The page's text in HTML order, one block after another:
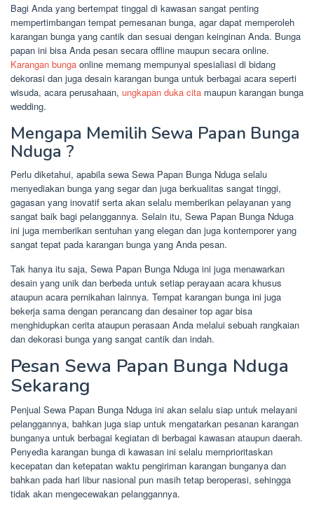
Bagi Anda yang bertempat tinggal di kawasan sangat penting
mempertimbangan tempat pemesanan bunga, agar dapat memperoleh
karangan bunga yang cantik dan sesuai dengan keinginan Anda. Bunga
papan ini bisa Anda pesan secara offline maupun secara online.
Karangan bunga online memang mempunyai spesialiasi di bidang
dekorasi dan juga desain karangan bunga untuk berbagai acara seperti
wisuda, acara perusahaan, ungkapan duka cita maupun karangan bunga
wedding.
Mengapa Memilih Sewa Papan Bunga
Nduga ?
Perlu diketahui, apabila sewa Sewa Papan Bunga Nduga selalu
menyediakan bunga yang segar dan juga berkualitas sangat tinggi,
gagasan yang inovatif serta akan selalu memberikan pelayanan yang
sangat baik bagi pelanggannya. Selain itu, Sewa Papan Bunga Nduga
ini juga memberikan sentuhan yang elegan dan juga kontemporer yang
sangat tepat pada karangan bunga yang Anda pesan.
Tak hanya itu saja, Sewa Papan Bunga Nduga ini juga menawarkan
desain yang unik dan berbeda untuk setiap perayaan acara khusus
ataupun acara pernikahan lainnya. Tempat karangan bunga ini juga
bekerja sama dengan perancang dan desainer top agar bisa
menghidupkan cerita ataupun perasaan Anda melalui sebuah rangkaian
dan dekorasi bunga yang sangat cantik dan indah.
Pesan Sewa Papan Bunga Nduga
Sekarang
Penjual Sewa Papan Bunga Nduga ini akan selalu siap untuk melayani
pelanggannya, bahkan juga siap untuk mengatarkan pesanan karangan
bunganya untuk berbagai kegiatan di berbagai kawasan ataupun daerah.
Penyedia karangan bunga di kawasan ini selalu memprioritaskan
kecepatan dan ketepatan waktu pengiriman karangan bunganya dan
bahkan pada hari libur nasional pun masih tetap beroperasi, sehingga
tidak akan mengecewakan pelanggannya.